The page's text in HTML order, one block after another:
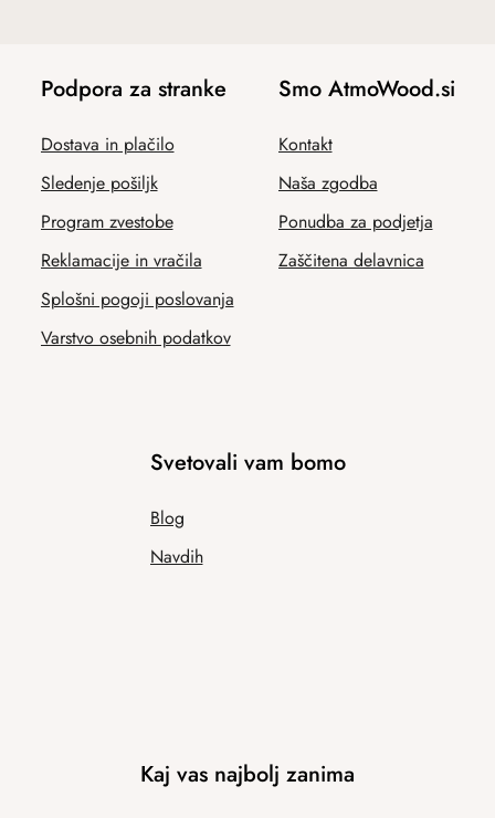
Podpora za stranke
Dostava in plačilo
Sledenje pošiljk
Program zvestobe
Reklamacije in vračila
Splošni pogoji poslovanja
Varstvo osebnih podatkov
Smo AtmoWood.si
Kontakt
Naša zgodba
Ponudba za podjetja
Zaščitena delavnica
Svetovali vam bomo
Blog
Navdih
Kaj vas najbolj zanima